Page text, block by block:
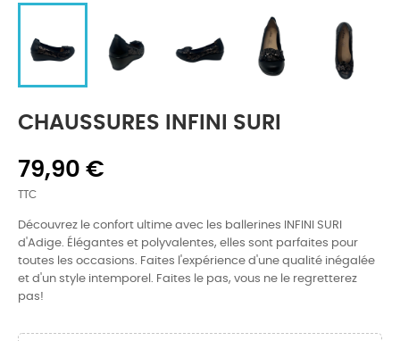
CHAUSSURES INFINI SURI
79,90 €
TTC
Découvrez le confort ultime avec les ballerines INFINI SURI
d'Adige. Élégantes et polyvalentes, elles sont parfaites pour
toutes les occasions. Faites l'expérience d'une qualité inégalée
et d'un style intemporel. Faites le pas, vous ne le regretterez
pas!